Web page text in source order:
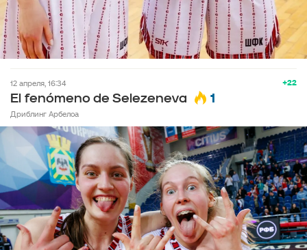
+22
12 апреля, 16:34
El fenómeno de Selezeneva 1
Дриблинг Арбелоа